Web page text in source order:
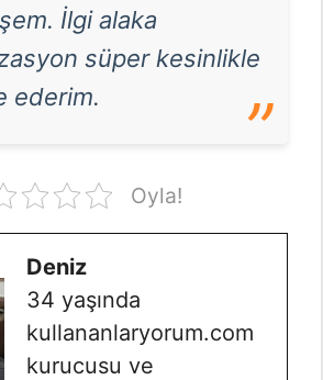
İlgi alaka
süper kesinlikle
ederim.
Oyla!
Deniz
34 yaşında
kullananlaryorum.com
kurucusu ve